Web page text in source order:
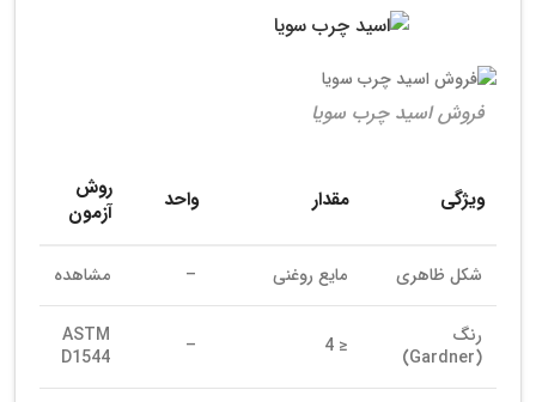
فروش اسید چرب سویا
ویژگی مقدار واحد
روش
آزمون
شکل ظاهری مایع روغنی – مشاهده
رنگ
(Gardner)
≤ 4
–
ASTM
D1544